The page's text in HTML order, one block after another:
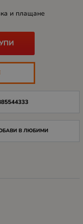
и плащане
В ЛЮБИМИ